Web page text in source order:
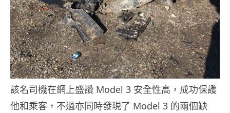
該名司機在網上盛讚 Model 3 安全性高，成功保護
他和乘客，不過亦同時發現了 Model 3 的兩個缺